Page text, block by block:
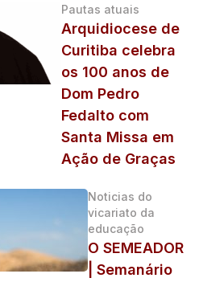
Pautas atuais
Arquidiocese de
Curitiba celebra
os 100 anos de
Dom Pedro
Fedalto com
Santa Missa em
Ação de Graças
Noticias do
vicariato da
educação
O SEMEADOR
| Semanário